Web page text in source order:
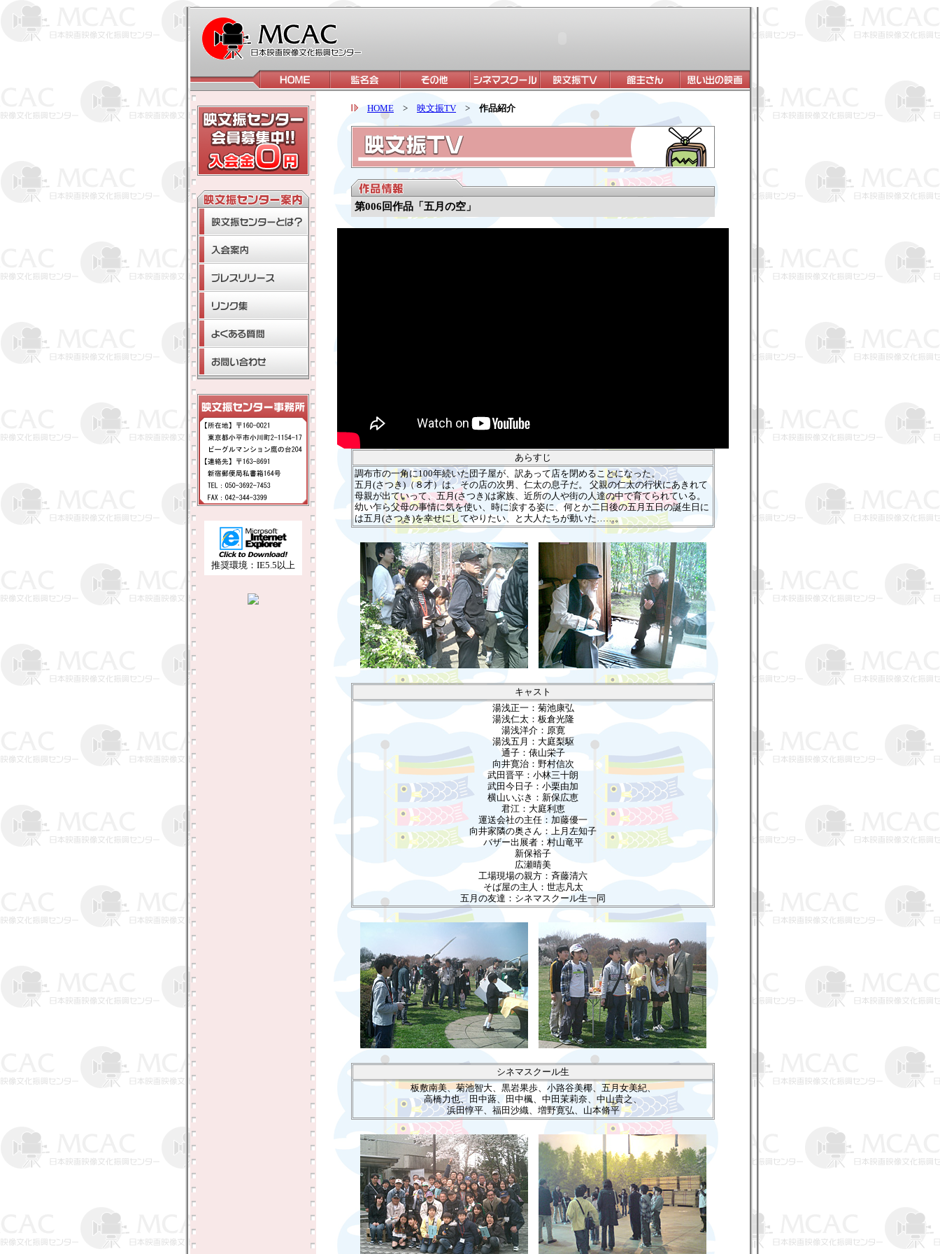
推奨環境：IE5.5以上
HOME > 映文振TV > 作品紹介
第006回作品「五月の空」
あらすじ
調布市の一角に100年続いた団子屋が、訳あって店を閉めることになった。
五月(さつき)（８才）は、その店の次男、仁太の息子だ。 父親の仁太の行状にあきれて
母親が出ていって、五月(さつき)は家族、近所の人や街の人達の中で育てられている。
幼い乍ら父母の事情に気を使い、時に涙する姿に、何とか二日後の五月五日の誕生日に
は五月(さつき)を幸せにしてやりたい、と大人たちが動いた……。
キャスト
湯浅正一：菊池康弘
湯浅仁太：板倉光隆
湯浅洋介：原寛
湯浅五月：大庭梨駆
通子：俵山栄子
向井寛治：野村信次
武田晋平：小林三十朗
武田今日子：小栗由加
横山いぶき：新保広恵
君江：大庭利恵
運送会社の主任：加藤優一
向井家隣の奥さん：上月左知子
バザー出展者：村山竜平
新保裕子
広瀬晴美
工場現場の親方：斉藤清六
そば屋の主人：世志凡太
五月の友達：シネマスクール生一同
シネマスクール生
板敷南美、菊池智大、黒岩果歩、小路谷美椰、五月女美紀、
高橋力也、田中蕗、田中楓、中田茉莉奈、中山貴之、
浜田惇平、福田沙織、増野寛弘、山本脩平